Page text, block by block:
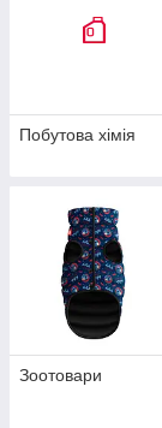
Побутова хімія
Зоотовари